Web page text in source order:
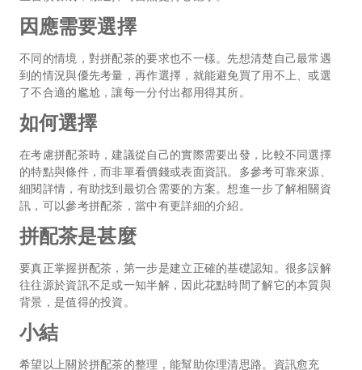
因應需要選擇
不同的情境，對拼配茶的要求也不一樣。先想清楚自己最常遇
到的情況與優先考量，再作選擇，就能避免買了用不上、或選
了不合適的尷尬，讓每一分付出都用得其所。
如何選擇
在考慮拼配茶時，建議從自己的實際需要出發，比較不同選擇
的特點與條件，而非單看價錢或表面資訊。多參考可靠來源、
細閱詳情，有助找到最切合需要的方案。想進一步了解相關資
訊，可以參考拼配茶 ，當中有更詳細的介紹。
拼配茶是甚麼
要真正掌握拼配茶，第一步是建立正確的基礎認知。很多誤解
往往源於資訊不足或一知半解，因此花點時間了解它的本質與
背景，是值得的投資。
小結
希望以上關於拼配茶的整理，能幫助你理清思路。資訊愈充